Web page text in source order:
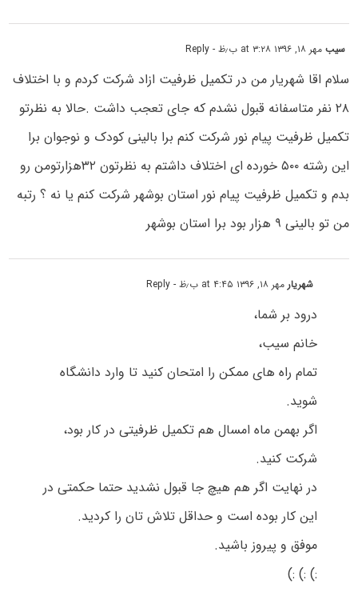
سیبمهر ۱۸, ۱۳۹۶ at ۳:۲۸ ب٫ظ - Reply
سلام اقا شهریار من در تکمیل ظرفیت ازاد شرکت کردم و با اختلاف
۲۸ نفر متاسفانه قبول نشدم که جای تعجب داشت .حالا به نظرتو
تکمیل ظرفیت پیام نور شرکت کنم برا بالینی کودک و نوجوان برا
این رشته ۵۰۰ خورده ای اختلاف داشتم به نظرتون ۳۲هزارتومن رو
بدم و تکمیل ظرفیت پیام نور استان بوشهر شرکت کنم یا نه ؟ رتبه
من تو بالینی ۹ هزار بود برا استان بوشهر
شهریارمهر ۱۸, ۱۳۹۶ at ۴:۴۵ ب٫ظ - Reply
درود بر شما،
خانم سیب،
تمام راه های ممکن را امتحان کنید تا وارد دانشگاه
شوید.
اگر بهمن ماه امسال هم تکمیل ظرفیتی در کار بود،
شرکت کنید.
در نهایت اگر هم هیچ جا قبول نشدید حتما حکمتی در
این کار بوده است و حداقل تلاش تان را کردید.
موفق و پیروز باشید.
:) :) :)